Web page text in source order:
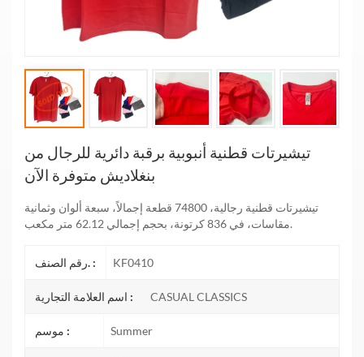
تيشيرتات قطنية أنبوبية برقبة دائرية للرجال من
بنغلاديش متوفرة الآن
تيشيرتات قطنية رجالية، 74800 قطعة إجمالاً، سبعة ألوان وثمانية
مقاسات، في 836 كرتونة، بحجم إجمالي 62.12 متر مكعب.
رقم الصنف. : KF0410
اسم العلامة التجارية : CASUAL CLASSICS
موسم : Summer